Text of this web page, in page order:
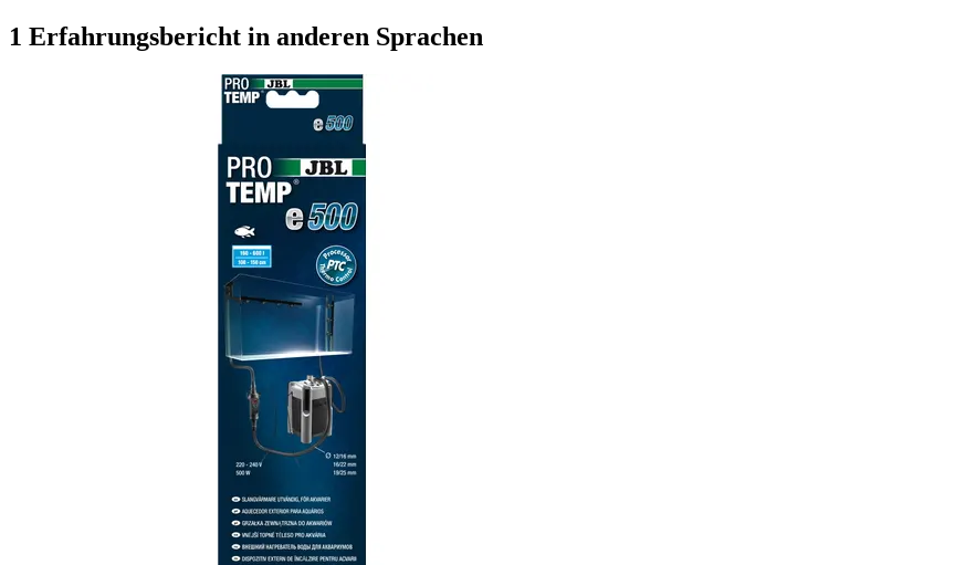
1 Erfahrungsbericht in anderen Sprachen